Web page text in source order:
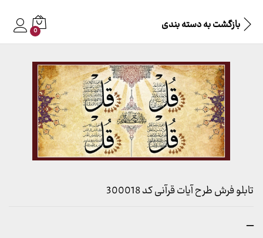
بازگشت بهدسته بندی 0
تابلو فرش طرح آیات قرآنی کد 300018
–محدوده